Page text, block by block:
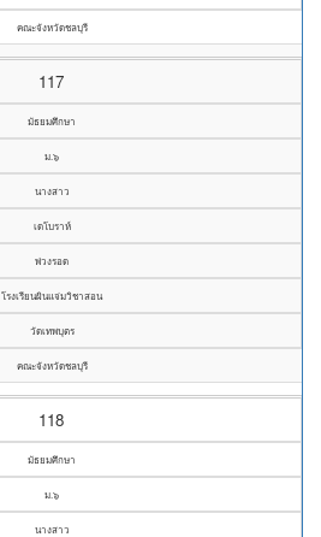
คณะจังหวัดชลบุรี
117
มัธยมศึกษา
ม.๖
นางสาว
เดโบราห์
พ่วงรอด
โรงเรียนผินแจ่มวิชาสอน
วัดเทพบุตร
คณะจังหวัดชลบุรี
118
มัธยมศึกษา
ม.๖
นางสาว